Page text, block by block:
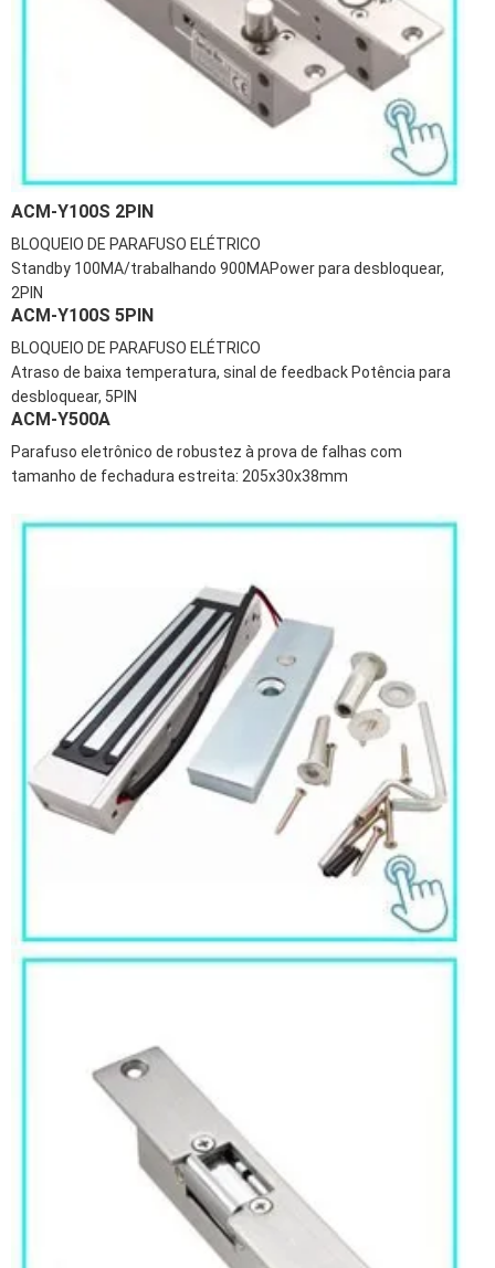
ACM-Y100S 2PIN
BLOQUEIO DE PARAFUSO ELÉTRICO
Standby 100MA/trabalhando 900MAPower para desbloquear,
2PIN
ACM-Y100S 5PIN
BLOQUEIO DE PARAFUSO ELÉTRICO
Atraso de baixa temperatura, sinal de feedback Potência para
desbloquear, 5PIN
ACM-Y500A
Parafuso eletrônico de robustez à prova de falhas com
tamanho de fechadura estreita: 205x30x38mm